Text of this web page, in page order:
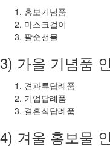
홍보기념품
마스크걸이
팔순선물
3) 가을 기념품
견과류답례품
기업답례품
결혼식답례품
4) 겨울 홍보물